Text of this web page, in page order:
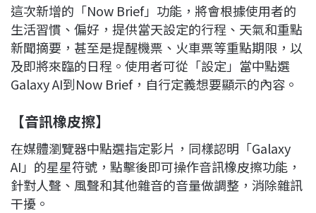
這次新增的「Now Brief」功能，將會根據使用者的
生活習慣、偏好，提供當天設定的行程、天氣和重點
新聞摘要，甚至是提醒機票、火車票等重點期限，以
及即將來臨的日程。使用者可從「設定」當中點選
Galaxy AI到Now Brief，自行定義想要顯示的內容。
【音訊橡皮擦】
在媒體瀏覽器中點選指定影片，同樣認明「Galaxy
AI」的星星符號，點擊後即可操作音訊橡皮擦功能，
針對人聲、風聲和其他雜音的音量做調整，消除雜訊
干擾。